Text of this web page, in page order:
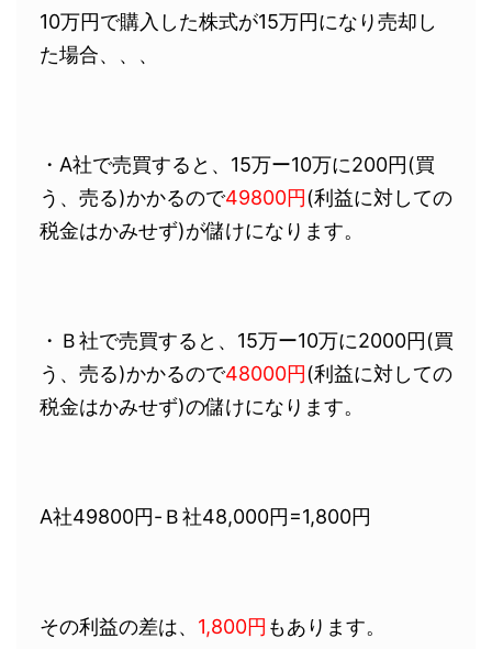
10万円で購入した株式が15万円になり売却し
た場合、、、
・A社で売買すると、15万ー10万に200円(買
う、売る)かかるので49800円(利益に対しての
税金はかみせず)が儲けになります。
・Ｂ社で売買すると、15万ー10万に2000円(買
う、売る)かかるので48000円(利益に対しての
税金はかみせず)の儲けになります。
A社49800円-Ｂ社48,000円=1,800円
その利益の差は、 1,800円 もあります。